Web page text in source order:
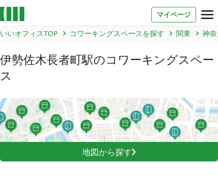
マイページ
よくあるご質問
店舗オーナー様へ
いいオフィス（コワーキングスペース）
いいオフィスTOP コワーキングスペースを探す 関東 神
伊勢佐木長者町駅のコワーキングスペー
ス
地図から探す